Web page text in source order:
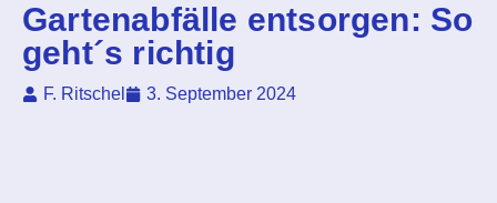
Gartenabfälle entsorgen: So
geht´s richtig
F. Ritschel 3. September 2024